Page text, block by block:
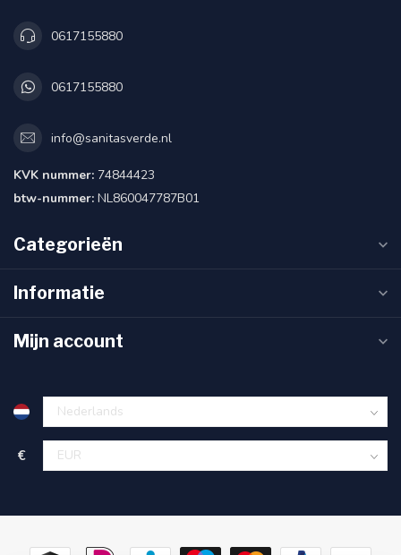
0617155880
0617155880
info@sanitasverde.nl
KVK nummer: 74844423
btw-nummer: NL860047787B01
Categorieën
Informatie
Mijn account
€